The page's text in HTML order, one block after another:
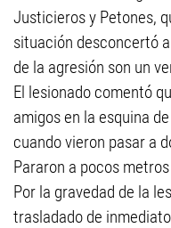
Justicieros y Petones,
situación desconcertó
de la agresión son un
El lesionado comentó
amigos en la esquina
cuando vieron pasar a
Pararon a pocos
Por la gravedad de la
trasladado de